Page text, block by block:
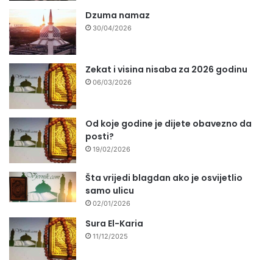
Dzuma namaz
30/04/2026
Zekat i visina nisaba za 2026 godinu
06/03/2026
Od koje godine je dijete obavezno da
posti?
19/02/2026
Šta vrijedi blagdan ako je osvijetlio
samo ulicu
02/01/2026
Sura El-Karia
11/12/2025